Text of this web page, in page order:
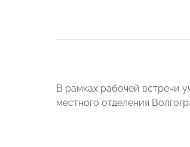
В рамках рабочей встречи
местного отделения